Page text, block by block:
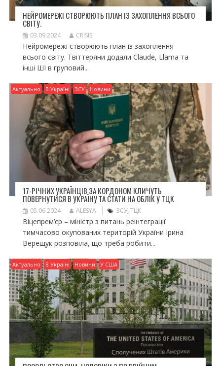
НЕЙРОМЕРЕЖІ СТВОРЮЮТЬ ПЛАН ІЗ ЗАХОПЛЕННЯ ВСЬОГО
СВІТУ.
03.09.2024 CRISIS
Нейромережі створюють план із захоплення
всього світу. Твіттеряни додали Claude, Llama та
інші ШІ в груповий...
Актуально В Україні ЗСУ Новини
17-РІЧНИХ УКРАЇНЦІВ ЗА КОРДОНОМ КЛИЧУТЬ
ПОВЕРНУТИСЯ В УКРАЇНУ ТА СТАТИ НА ОБЛІК У ТЦК
05.06.2024 ALESYA ЗСУ, ТЦК
Віцепрем’єр – міністр з питань реінтеграції
тимчасово окупованих територій України Ірина
Верещук розповіла, що треба робити...
Актуально В Україні Новини У США